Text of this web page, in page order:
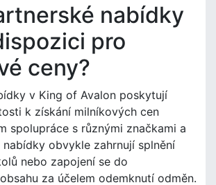
nabídky
pro
ceny?
v King of Avalon poskytují
k získání milníkových cen
spolupráce s různými značkami a
nabídky obvykle zahrnují splnění
nebo zapojení se do
za účelem odemknutí odměn.